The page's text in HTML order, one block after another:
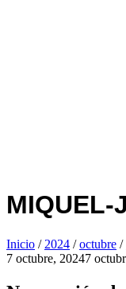
MIQUEL-
Inicio / 2024 / octubre /
7 octubre, 20247